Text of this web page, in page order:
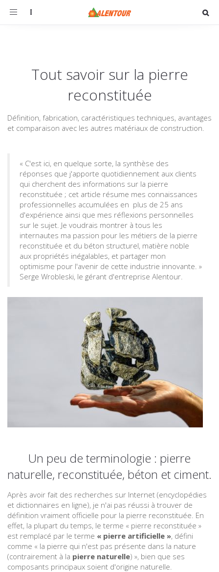
Toggle
Tout savoir sur la pierre
reconstituée
Définition, fabrication, caractéristiques techniques, avantages
et comparaison avec les autres matériaux de construction.
« C'est ici, en quelque sorte, la synthèse des
réponses que j'apporte quotidiennement aux clients
qui cherchent des informations sur la pierre
reconstituée ; cet article résume mes connaissances
professionnelles accumulées en plus de 25 ans
d'expérience ainsi que mes réflexions personnelles
sur le sujet. Je voudrais montrer à tous les
internautes ma passion pour les métiers de la pierre
reconstituée et du béton structurel, matière noble
aux propriétés inégalables, et partager mon
optimisme pour l'avenir de cette industrie innovante. »
Serge Wrobleski, le gérant d'entreprise Alentour.
Un peu de terminologie : pierre
naturelle, reconstituée, béton et ciment.
Après avoir fait des recherches sur Internet (encyclopédies
et dictionnaires en ligne), je n'ai pas réussi à trouver de
définition vraiment officielle pour la pierre reconstituée. En
effet, la plupart du temps, le terme « pierre reconstituée »
est remplacé par le terme « pierre artificielle », défini
comme « la pierre qui n'est pas présente dans la nature
(contrairement à la pierre naturelle) », bien que ses
composants principaux soient d'origine naturelle.